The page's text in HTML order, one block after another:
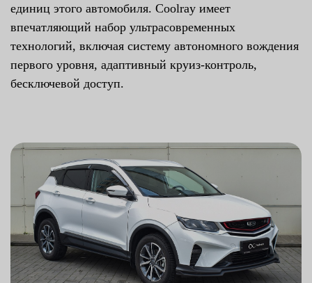
единиц этого автомобиля. Coolray имеет
впечатляющий набор ультрасовременных
технологий, включая систему автономного вождения
первого уровня, адаптивный круиз-контроль,
бесключевой доступ.